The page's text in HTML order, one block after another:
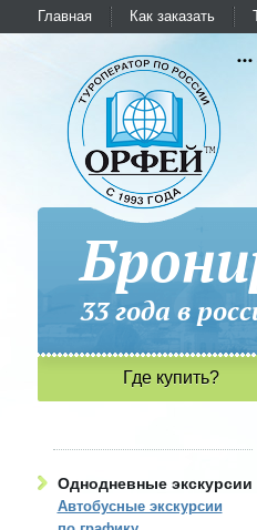
Главная Как заказать
33 года в
Где купить?
Однодневные экскурсии
Автобусные экскурсии